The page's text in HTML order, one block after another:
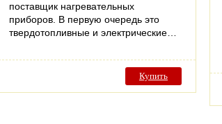
поставщик нагревательных
приборов. В первую очередь это
твердотопливные и электрические…
Купить